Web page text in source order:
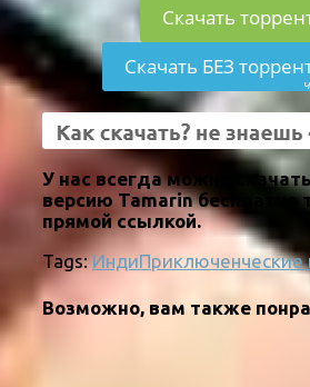
Скачать
Скачать БЕЗ
У нас всегда можно
версию Tamarin бесплатно
прямой ссылкой.
Tags: ИндиПриключенческие
Возможно, вам также